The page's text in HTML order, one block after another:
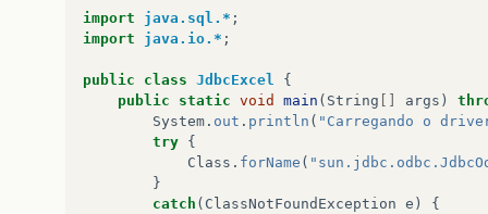
import java.sql.* ;
import
java.io.* ;
public class JdbcExcel
{
public
static void main ( String args )
System . out . println ( "Carregando o
try {
Class . forName (
}
catch ( ClassNotFoundException e )
{